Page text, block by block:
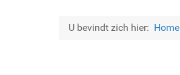
U bevindt zich hier: Home